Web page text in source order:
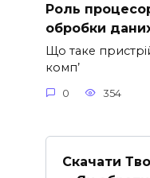
Роль
обробки
Що таке
комп’
0 354
Скачати